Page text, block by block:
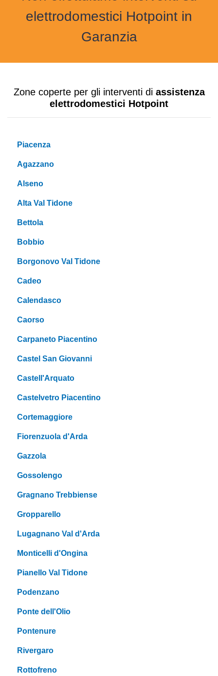
elettrodomestici Hotpoint in
Garanzia
Zone coperte per gli interventi di assistenza
elettrodomestici Hotpoint
Piacenza
Agazzano
Alseno
Alta Val Tidone
Bettola
Bobbio
Borgonovo Val Tidone
Cadeo
Calendasco
Caorso
Carpaneto Piacentino
Castel San Giovanni
Castell'Arquato
Castelvetro Piacentino
Cortemaggiore
Fiorenzuola d'Arda
Gazzola
Gossolengo
Gragnano Trebbiense
Gropparello
Lugagnano Val d'Arda
Monticelli d'Ongina
Pianello Val Tidone
Podenzano
Ponte dell'Olio
Pontenure
Rivergaro
Rottofreno